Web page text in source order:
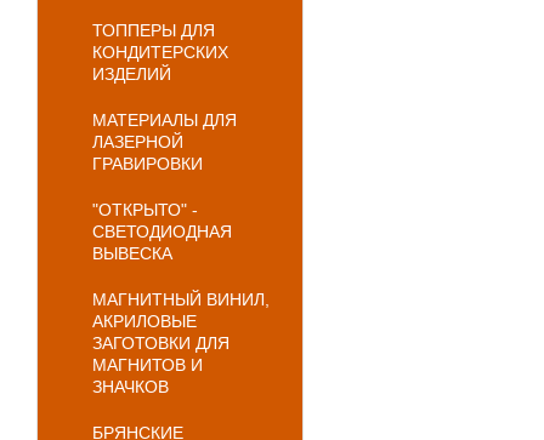
ТОППЕРЫ ДЛЯ
КОНДИТЕРСКИХ
ИЗДЕЛИЙ
МАТЕРИАЛЫ ДЛЯ
ЛАЗЕРНОЙ
ГРАВИРОВКИ
"ОТКРЫТО" -
СВЕТОДИОДНАЯ
ВЫВЕСКА
МАГНИТНЫЙ ВИНИЛ,
АКРИЛОВЫЕ
ЗАГОТОВКИ ДЛЯ
МАГНИТОВ И
ЗНАЧКОВ
БРЯНСКИЕ